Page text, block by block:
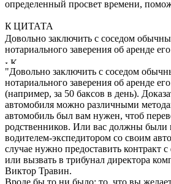
определенный просвет времени,
ЦИТАТА
Довольно заключить с соседом
нотариального заверения об аренде
"Довольно заключить с соседом
нотариального заверения об аренде
(например, за 50 баксов в день).
автомобиля можно различными
автомобиль был вам нужен, чтоб
родственников. Или вас должны были
водителем-экспедитором со своим
случае нужно предоставить контракт
или вызвать в трибунал директора
Виктор Травин.
Вроде бы то ни было: то, что вы